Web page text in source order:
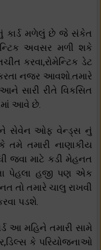
કાર્ડ મળેલું છે જે સંકેત
અવસર મળી શકે
કરવા,રોમેન્ટિક ડેટ
નજર આવશો.તમારે
સારી રીતે વિકસિત
આવે છે.
સેવેન ઓફ વેન્ડ્સ નું
તમારી નાણાકીય
જવા માટે કડી મેહનત
પેહલા હજી પણ એક
તો તમારે ચાલુ રાખવી
પડશે.
આ મહિને તમારી સામે
કે પરિયોજનાઓ